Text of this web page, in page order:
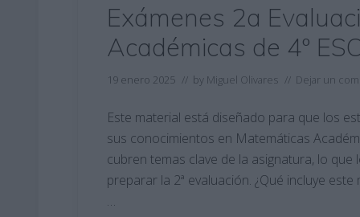
Exámenes 2a
Académicas de 4º
19 enero 2025 // by Miguel Olivares // Dejar un
Este material está diseñado para que los
sus conocimientos en Matemáticas
cubren temas clave de la asignatura, lo
preparar la 2ª evaluación. ¿Qué incluye
…